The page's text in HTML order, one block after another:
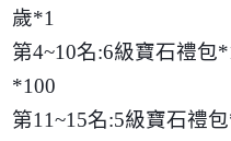
歲*1
第4~10名:6級寶石禮包
*100
第11~15名:5級寶石禮包